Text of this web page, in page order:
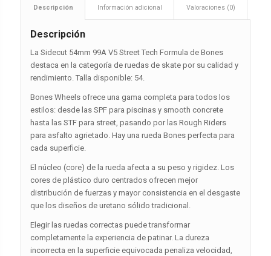
Descripción Información adicional Valoraciones (0)
Descripción
La Sidecut 54mm 99A V5 Street Tech Formula de Bones
destaca en la categoría de ruedas de skate por su calidad y
rendimiento. Talla disponible: 54.
Bones Wheels ofrece una gama completa para todos los
estilos: desde las SPF para piscinas y smooth concrete
hasta las STF para street, pasando por las Rough Riders
para asfalto agrietado. Hay una rueda Bones perfecta para
cada superficie.
El núcleo (core) de la rueda afecta a su peso y rigidez. Los
cores de plástico duro centrados ofrecen mejor
distribución de fuerzas y mayor consistencia en el desgaste
que los diseños de uretano sólido tradicional.
Elegir las ruedas correctas puede transformar
completamente la experiencia de patinar. La dureza
incorrecta en la superficie equivocada penaliza velocidad,